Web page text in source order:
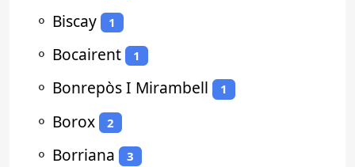
⚬ Biscay 1
⚬ Bocairent 1
⚬ Bonrepòs I Mirambell 1
⚬ Borox 2
⚬ Borriana 3